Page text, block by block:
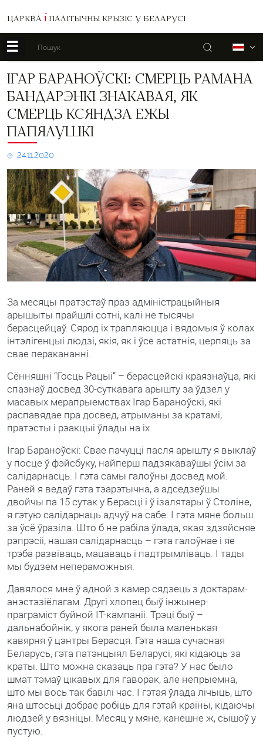
ЦАРКВА І ПАЛІТЫЧНЫ КРЫЗІС У БЕЛАРУСІ
☰ Пошук
Ігар
Бараноўскі:
Смерць
Рамана
Бандарэнкі
знакавая,
як
смерць
Ежы
Папялушкі
ІГАР БАРАНОЎСКІ: СМЕРЦЬ РАМАНА
БАНДАРЭНКІ ЗНАКАВАЯ, ЯК
СМЕРЦЬ КСЯНДЗА ЕЖЫ
ПАПЯЛУШКІ
24.11.2020
За месяцы пратэстаў праз адміністрацыйныя
арышыты прайшлі сотні, калі не тысячы
берасцейцаў. Сярод іх трапляюцца і вядомыя ў колах
інтэлігенцыі людзі, якія, як і ўсе астатнія, церпяць за
свае перакананні.
Сённяшні “Госць Рацыі” – берасцейскі краязнаўца, які
спазнаў досвед 30-суткавага арышту за ўдзел у
масавых мерапрыемствах Ігар Бараноўскі, які
распавядае пра досвед, атрыманы за кратамі,
пратэсты і рэакцыі ўлады на іх.
Ігар Бараноўскі: Свае пачуцці пасля арышту я выклаў
у посце ў фэйсбуку, найперш падзякаваўшы ўсім за
салідарнасць. І гэта самы галоўны досвед мой.
Раней я ведаў гэта тэарэтычна, а адседзеўшы
двойчы па 15 сутак у Берасці і ў ізалятары ў Століне,
я гэтую салідарнаць адчуў на сабе. І гэта мяне больш
за ўсё ўразіла. Што б не рабіла ўлада, якая здзяйсняе
рэпрэсіі, нашая салідарнасць – гэта галоўнае і яе
трэба развіваць, мацаваць і падтрымліваць. І тады
мы будзем непераможныя.
Давялося мне ў адной з камер сядзець з доктарам-
анэстэзіёлагам. Другі хлопец быў інжынер-
праграміст буйной ІТ-кампаніі. Трэці быў –
дальнабойнік, у якога раней была маленькая
кавярня ў цэнтры Берасця. Гэта наша сучасная
Беларусь, гэта патэнцыял Беларусі, які кідаюць за
краты. Што можна сказаць пра гэта? У нас было
шмат тэмаў цікавых для гаворак, але непрыемна,
што мы вось так бавілі час. І гэтая ўлада лічыць, што
яна штосьці добрае робіць для гэтай краіны, кідаючы
людзей у вязніцы. Месяц у мяне, канешне ж, сышоў у
пустую.